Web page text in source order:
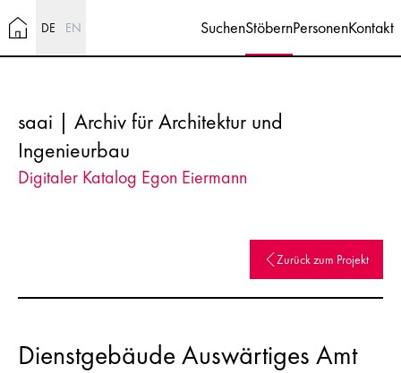
DE EN SuchenStöbernPersonenKontakt
saai | Archiv für Architektur und
Ingenieurbau
Digitaler Katalog Egon Eiermann
Zurück zum Projekt
Dienstgebäude Auswärtiges Amt